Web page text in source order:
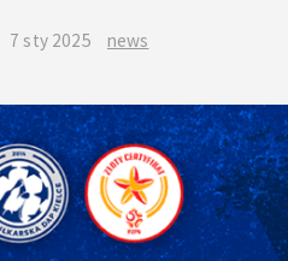
7 sty 2025 news